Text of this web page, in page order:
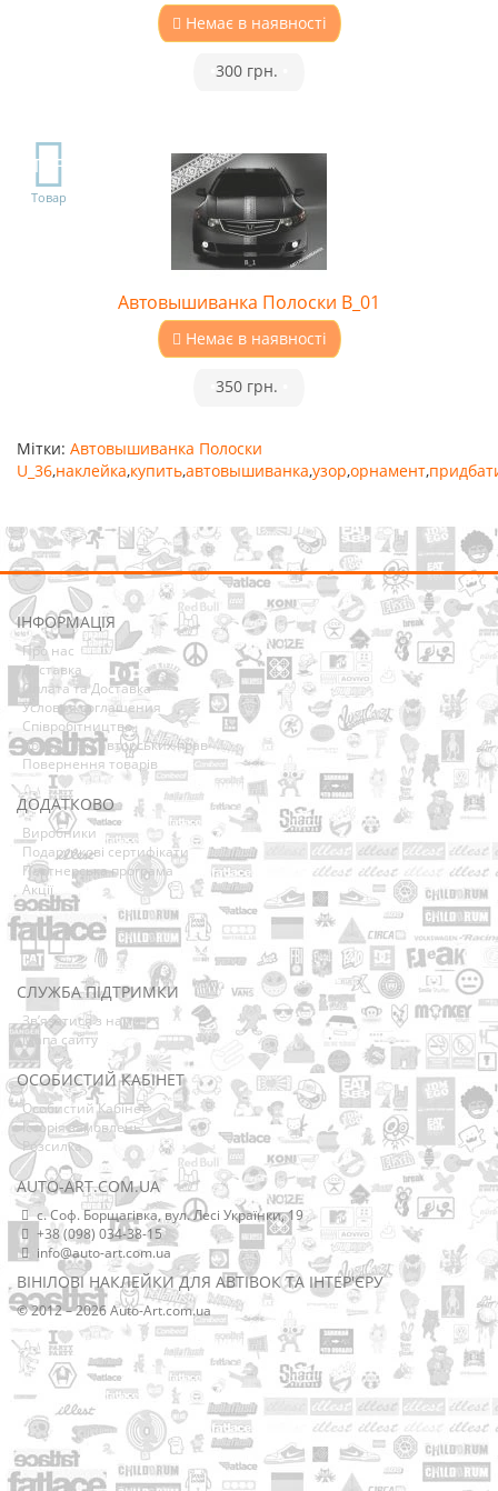
Немає в наявності
300 грн.
TOP
Товар
Автовышиванка Полоски B_01
Немає в наявності
350 грн.
Мітки: Автовышиванка Полоски
U_36,наклейка,купить,автовышиванка,узор,орнамент,
ІНФОРМАЦІЯ
Про нас
Доставка
Оплата та Доставка
Условия соглашения
Співробітництво
Володарям авторських прав
Повернення товарів
ДОДАТКОВО
Виробники
Подарункові сертифікати
Партнерська програма
Акції
СЛУЖБА ПІДТРИМКИ
Зв’язатися з нами
Мапа сайту
ОСОБИСТИЙ КАБІНЕТ
Особистий Кабінет
Історія замовлень
Розсилка
AUTO-ART.COM.UA
с. Соф. Борщагівка, вул. Лесі Українки, 19
+38 (098) 034-38-15
info@auto-art.com.ua
ВІНІЛОВІ НАКЛЕЙКИ ДЛЯ АВТІВОК ТА ІНТЕР'ЄРУ
© 2012 – 2026 Auto-Art.com.ua